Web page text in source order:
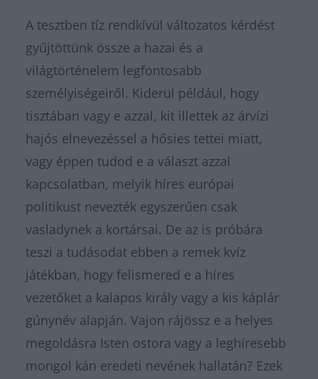
A tesztben tíz rendkívül változatos kérdést
gyűjtöttünk össze a hazai és a
világtörténelem legfontosabb
személyiségeiről. Kiderül például, hogy
tisztában vagy e azzal, kit illettek az árvízi
hajós elnevezéssel a hősies tettei miatt,
vagy éppen tudod e a választ azzal
kapcsolatban, melyik híres európai
politikust nevezték egyszerűen csak
vasladynek a kortársai. De az is próbára
teszi a tudásodat ebben a remek kvíz
játékban, hogy felismered e a híres
vezetőket a kalapos király vagy a kis káplár
gúnynév alapján. Vajon rájössz e a helyes
megoldásra Isten ostora vagy a leghíresebb
mongol kán eredeti nevének hallatán? Ezek